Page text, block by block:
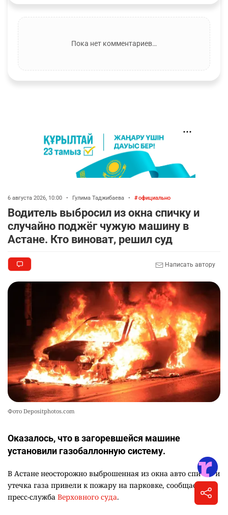
Пока нет комментариев…
6 августа 2026, 10:00 • Гулима Таджибаева • официально
Водитель выбросил из окна спичку и
случайно поджёг чужую машину в
Астане. Кто виноват, решил суд
Написать автору
Фото Depositphotos.com
Оказалось, что в загоревшейся машине
установили газобаллонную систему.
В Астане неосторожно выброшенная из окна авто спичка и
утечка газа привели к пожару на парковке, сообщает
пресс-служба Верховного суда.